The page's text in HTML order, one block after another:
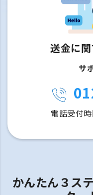
送金に
サ
電話受付
かんたん３ス